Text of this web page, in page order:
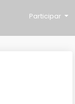
Participar